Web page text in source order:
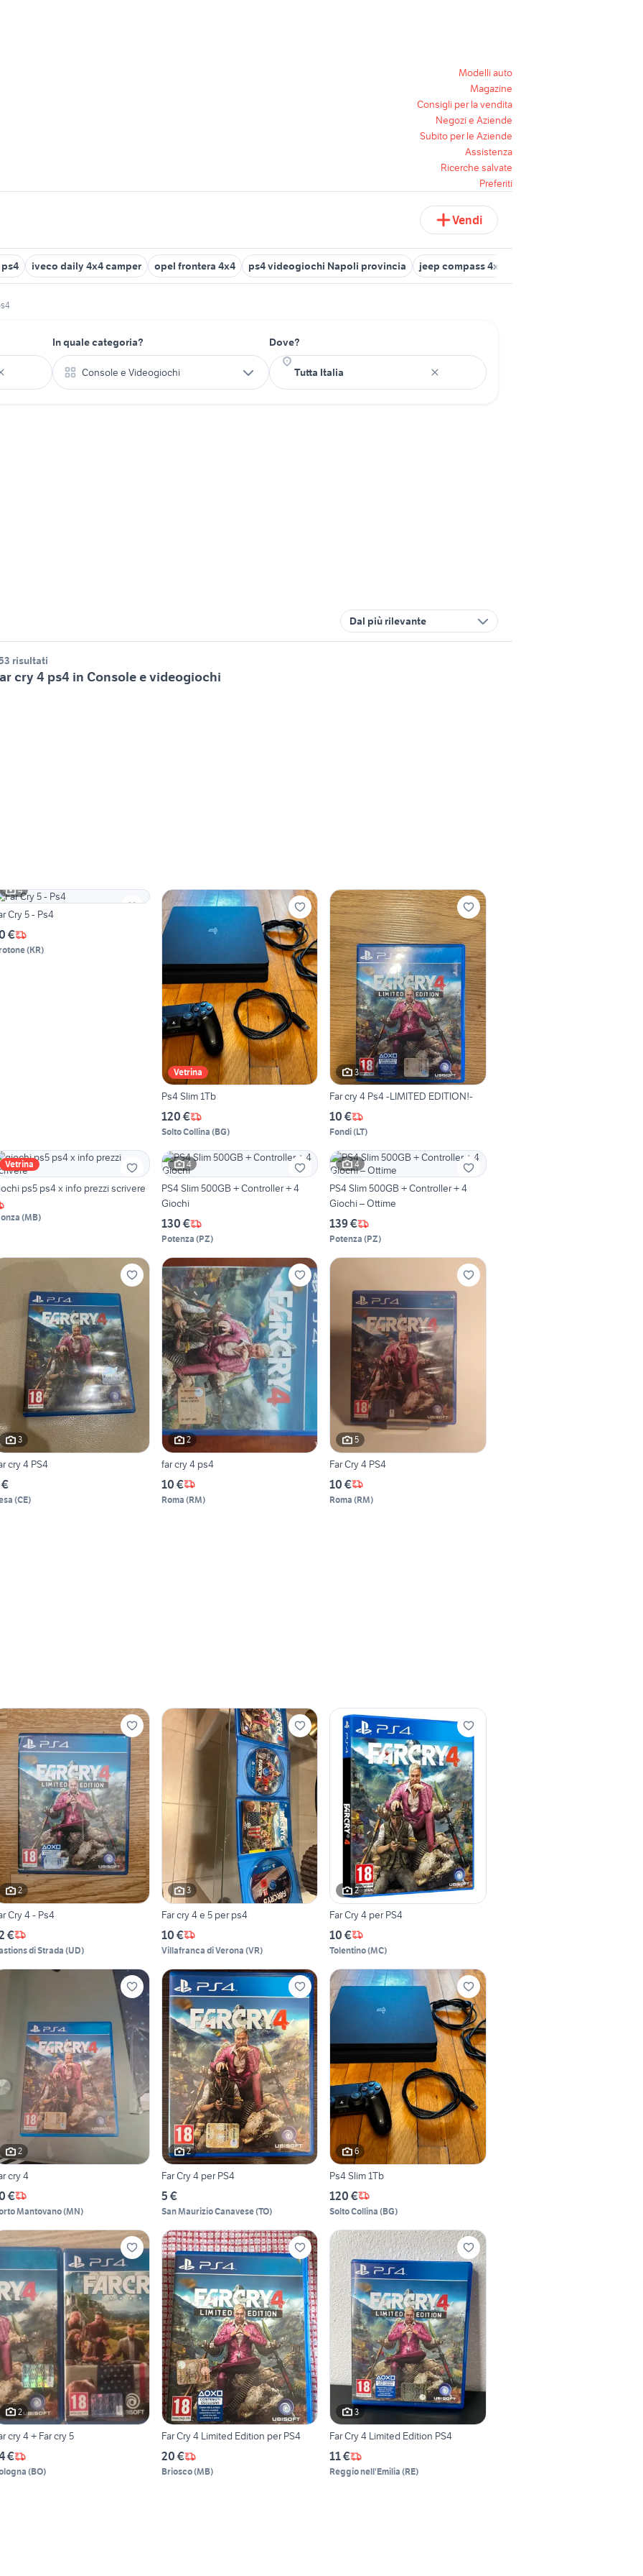
Modelli auto
Magazine
Consigli per la vendita
Negozi e Aziende
Subito per le Aziende
Assistenza
Ricerche salvate
Preferiti
Vendi
iveco daily 4x4 camper opel frontera 4x4 ps4 videogiochi Napoli provincia jeep compass 4x4
In quale categoria?
Console e Videogiochi
Dove?
Dal più rilevante
risultati
cry 4 ps4 in Console e videogiochi
4
Cry 5 - Ps4
€
(KR)
Vetrina
Ps4 Slim 1Tb
120 €
Solto Collina (BG)
3
Far cry 4 Ps4 -LIMITED EDITION!-
10 €
Fondi(LT)
Vetrina
ps5 ps4 x info prezzi scrivere
(MB)
4
PS4 Slim 500GB + Controller + 4
Giochi
130 €
Potenza (PZ)
4
PS4 Slim 500GB + Controller + 4
Giochi – Ottime
139 €
Potenza (PZ)
3
cry 4 PS4
(CE)
2
far cry 4 ps4
10 €
Roma (RM)
5
Far Cry 4 PS4
10 €
Roma (RM)
2
Cry 4 - Ps4
€
di Strada (UD)
3
Far cry 4 e 5 per ps4
10 €
Villafranca di Verona (VR)
2
Far Cry 4 per PS4
10 €
Tolentino(MC)
2
cry 4
€
Mantovano(MN)
2
Far Cry 4 per PS4
5 €
San Maurizio Canavese(TO)
6
Ps4 Slim 1Tb
120 €
Solto Collina (BG)
2
cry 4 + Far cry 5
€
(BO)
Far Cry 4 Limited Edition per PS4
20 €
Briosco(MB)
3
Far Cry 4 Limited Edition PS4
11 €
Reggio nell'Emilia (RE)